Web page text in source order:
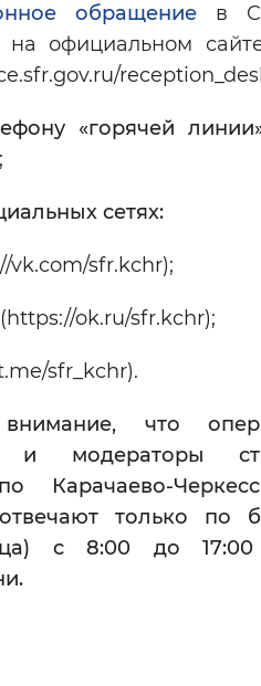
обращение в
на официальном
«горячей
;
сетях:
vk.com/sfr.kchr);
(https://ok.ru/sfr.kchr);
sfr_kchr).
что
и модераторы
Карачаево-
только по
с 8:00 до